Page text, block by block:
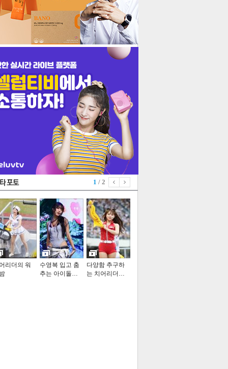
1 / 2
리더의 워
수영복 입고 춤
추는 아이돌…
다양함 추구하
는 치어리더…